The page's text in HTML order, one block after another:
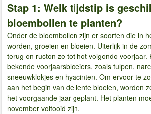
Stap 1: Welk tijdstip is
bloembollen te planten?
Onder de bloembollen zijn er soorten die in
worden, groeien en bloeien. Uiterlijk in de
terug en rusten ze tot het volgende voorjaar.
bekende voorjaarsbloeiers, zoals tulpen,
sneeuwklokjes en hyacinten. Om ervoor te
aan het begin van de lente bloeien, worden
het voorgaande jaar geplant. Het planten
november voltooid zijn.